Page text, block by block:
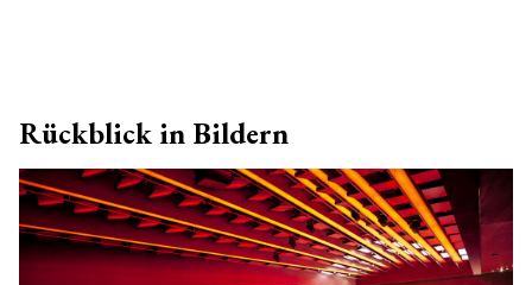
Rückblick in Bildern